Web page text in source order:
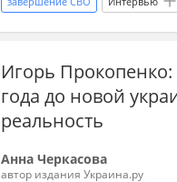
Владимир Путин Госдума
когда закончится СВО: прогнозы
пенсии налоги
Игорь
года до новой
реальность
Анна Черкасова
автор издания Украина.ру